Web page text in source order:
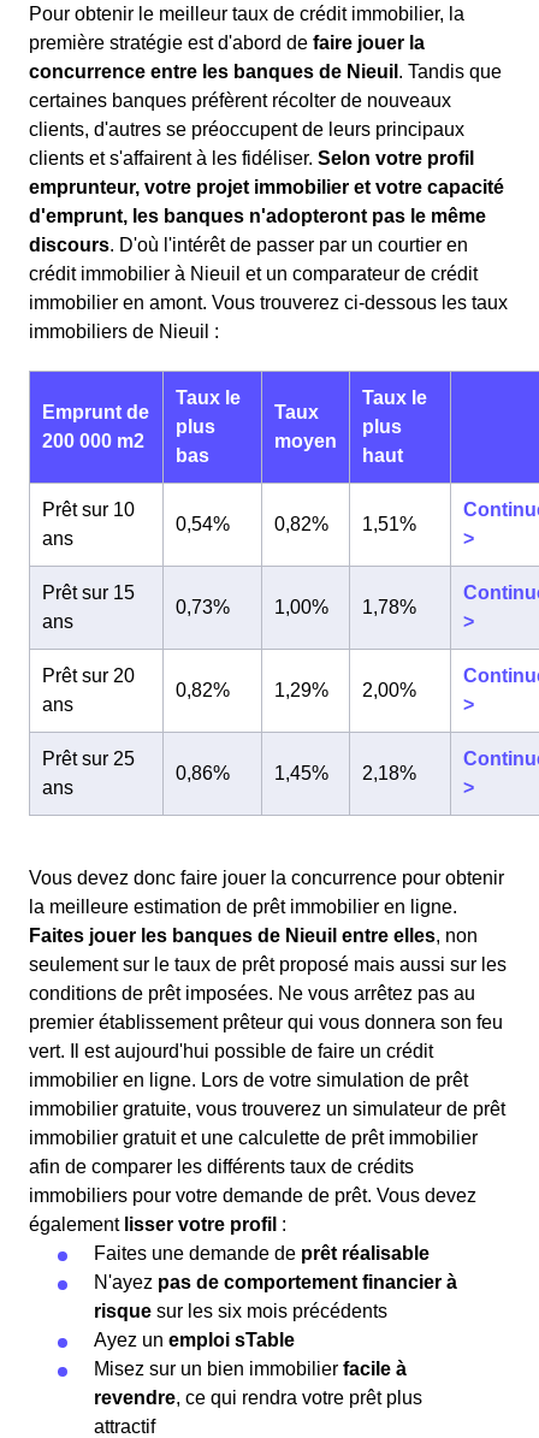
Pour obtenir le meilleur taux de crédit immobilier, la
première stratégie est d'abord de faire jouer la
concurrence entre les banques de Nieuil . Tandis que
certaines banques préfèrent récolter de nouveaux
clients, d'autres se préoccupent de leurs principaux
clients et s'affairent à les fidéliser. Selon votre profil
emprunteur, votre projet immobilier et votre capacité
d'emprunt, les banques n'adopteront pas le même
discours. D'où l'intérêt de passer par un courtier en
crédit immobilier à Nieuil et un comparateur de crédit
immobilier en amont. Vous trouverez ci-dessous les taux
immobiliers de Nieuil :
Emprunt de
200 000 m2
Taux le
plus
bas
Taux
moyen
Taux le
plus
haut
Prêt sur 10
ans
0,54% 0,82% 1,51%
>
Prêt sur 15
ans
0,73% 1,00% 1,78%
>
Prêt sur 20
ans
0,82% 1,29% 2,00%
>
Prêt sur 25
ans
0,86% 1,45% 2,18%
>
Vous devez donc faire jouer la concurrence pour obtenir
la meilleure estimation de prêt immobilier en ligne.
Faites jouer les banques de Nieuil entre elles, non
seulement sur le taux de prêt proposé mais aussi sur les
conditions de prêt imposées. Ne vous arrêtez pas au
premier établissement prêteur qui vous donnera son feu
vert. Il est aujourd'hui possible de faire un crédit
immobilier en ligne. Lors de votre simulation de prêt
immobilier gratuite, vous trouverez un simulateur de prêt
immobilier gratuit et une calculette de prêt immobilier
afin de comparer les différents taux de crédits
immobiliers pour votre demande de prêt. Vous devez
également lisser votre profil :
Faites une demande de prêt réalisable
N'ayez pas de comportement financier à
risque sur les six mois précédents
Ayez un emploi sTable
Misez sur un bien immobilier facile à
revendre, ce qui rendra votre prêt plus
attractif